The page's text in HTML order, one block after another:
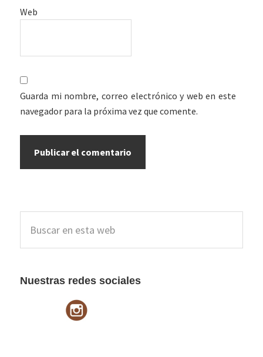
Web
Guarda mi nombre, correo electrónico y web en este
navegador para la próxima vez que comente.
Barra
lateral
esta
Nuestras redes sociales